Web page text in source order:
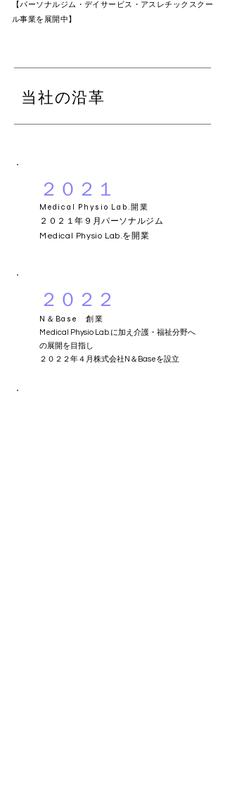
【パーソナルジム・デイサービス・アスレチックスクー
ル事業を展開中】
当社の沿革
２０２１
​Medical Physio Lab.開業
２０２１年９月パーソナルジム
Medical Physio Lab.を開業​
２０２２
N＆Base 創業
Medical Physio Lab.に加え介護・福祉分野へ
の展開を目指し
​２０２２年４月株式会社N＆Baseを設立